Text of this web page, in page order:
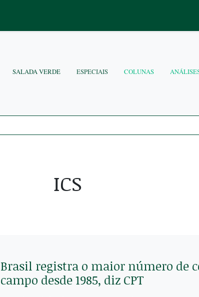
SALADA VERDE ESPECIAIS COLUNAS
ICS
Brasil registra o maior número de
campo desde 1985, diz CPT